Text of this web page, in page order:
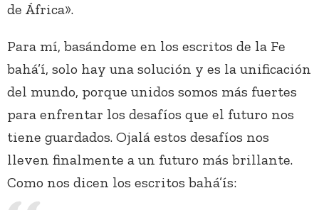
de África».
Para mí, basándome en los escritos de la Fe
bahá’í, solo hay una solución y es la unificación
del mundo, porque unidos somos más fuertes
para enfrentar los desafíos que el futuro nos
tiene guardados. Ojalá estos desafíos nos
lleven finalmente a un futuro más brillante.
Como nos dicen los escritos bahá’ís: